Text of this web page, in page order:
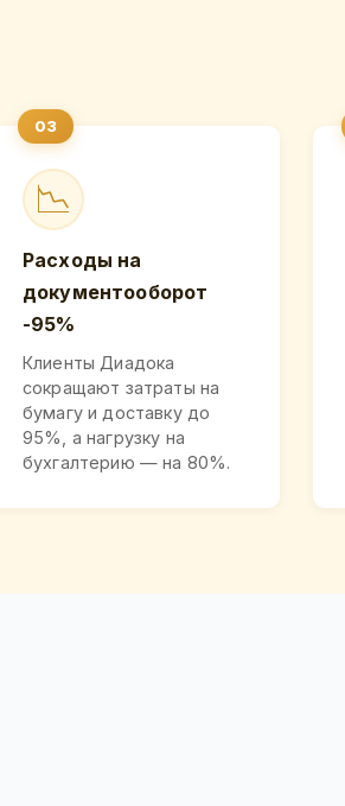
📉
Расходы на
документооборот
-95%
Клиенты Диадока
сокращают затраты на
бумагу и доставку до
95%, а нагрузку на
бухгалтерию — на 80%.